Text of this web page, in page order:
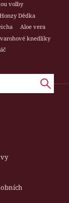
volby
Dědka
Aloe vera
knedlíky